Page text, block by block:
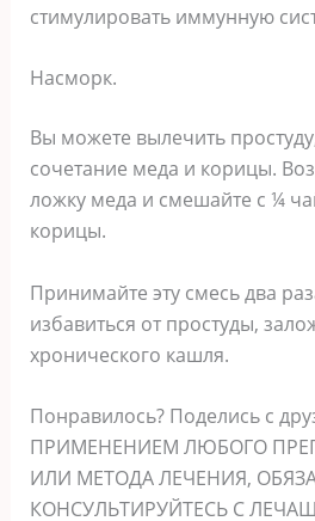
стимулировать иммунную
Насморк.
Вы можете вылечить
сочетание меда и корицы.
ложку меда и смешайте с ¼
корицы.
Пpинимайте эту смесь два
избавиться от простуды,
хронического кашля.
Понpавилось? Поделись с
ПРИМЕНЕНИЕМ ЛЮБОГО
ИЛИ МЕТОДА ЛЕЧЕНИЯ,
КОНСУЛЬТИРУЙТЕСЬ С